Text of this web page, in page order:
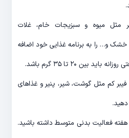
مثل میوه و سبزیجات خام، غلات
خشک و… را به برنامه غذایی خود اضافه
بین ۲۰ تا ۳۵ گرم باشد.
کم مثل گوشت، شیر، پنیر و غذاهای
در هفته فعالیت بدنی متوسط داشته باشید.